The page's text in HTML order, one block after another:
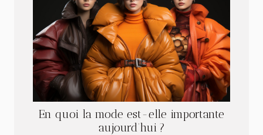
En quoi la mode est-elle importante
aujourd’hui ?